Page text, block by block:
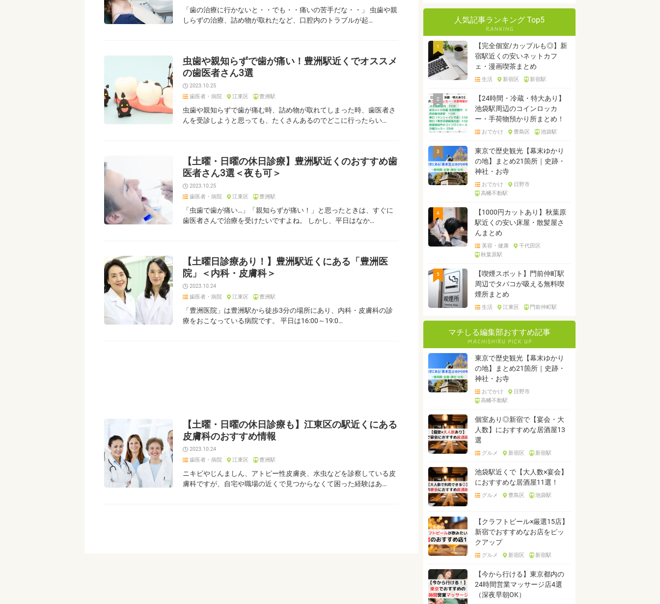
「歯の治療に行かないと・・でも・・痛いの苦手だな・・」 虫歯や親
しらずの治療、詰め物が取れたなど、口腔内のトラブルが起…
虫歯や親知らずで歯が痛い！豊洲駅近くでオススメ
の歯医者さん3選
2023.10.25
歯医者・病院
江東区 豊洲駅
虫歯や親知らずで歯が痛む時、詰め物が取れてしまった時、歯医者さ
んを受診しようと思っても、たくさんあるのでどこに行ったらい…
【土曜・日曜の休日診療】豊洲駅近くのおすすめ歯
医者さん3選＜夜も可＞
2023.10.25
歯医者・病院
江東区 豊洲駅
「虫歯で歯が痛い…」「親知らずが痛い！」と思ったときは、すぐに
歯医者さんで治療を受けたいですよね。 しかし、平日はなか…
【土曜日診療あり！】豊洲駅近くにある「豊洲医
院」＜内科・皮膚科＞
2023.10.24
歯医者・病院
江東区 豊洲駅
「豊洲医院」は豊洲駅から徒歩3分の場所にあり、内科・皮膚科の診
療をおこなっている病院です。 平日は16:00～19:0…
【土曜・日曜の休日診療も】江東区の駅近くにある
皮膚科のおすすめ情報
2023.10.24
歯医者・病院
江東区 豊洲駅
ニキビやじんましん、アトピー性皮膚炎、水虫などを診察している皮
膚科ですが、自宅や職場の近くで見つからなくて困った経験はあ…
人気記事ランキング Top5
1
【完全個室/カップルも◎】新
宿駅近くの安いネットカフ
ェ・漫画喫茶まとめ
生活 新宿区 新宿駅
2
【24時間・冷蔵・特大あり】
池袋駅周辺のコインロッカ
ー・手荷物預かり所まとめ！
おでかけ 豊島区 池袋駅
3
東京で歴史観光【幕末ゆかり
の地】まとめ21箇所｜史跡・
神社・お寺
おでかけ
日野市
高幡不動駅
4
【1000円カットあり】秋葉原
駅近くの安い床屋・散髪屋さ
んまとめ
美容・健康
千代田区
秋葉原駅
5
【喫煙スポット】門前仲町駅
周辺でタバコが吸える無料喫
煙所まとめ
生活 江東区 門前仲町駅
マチしる編集部おすすめ記事
東京で歴史観光【幕末ゆかり
の地】まとめ21箇所｜史跡・
神社・お寺
おでかけ
日野市
高幡不動駅
個室あり◎新宿で【宴会・大
人数】におすすめな居酒屋13
選
グルメ 新宿区 新宿駅
池袋駅近くで【大人数×宴会】
におすすめな居酒屋11選！
グルメ 豊島区 池袋駅
【クラフトビール×厳選15店】
新宿でおすすめなお店をピッ
クアップ
グルメ 新宿区 新宿駅
【今から行ける】東京都内の
24時間営業マッサージ店4選
（深夜早朝OK）